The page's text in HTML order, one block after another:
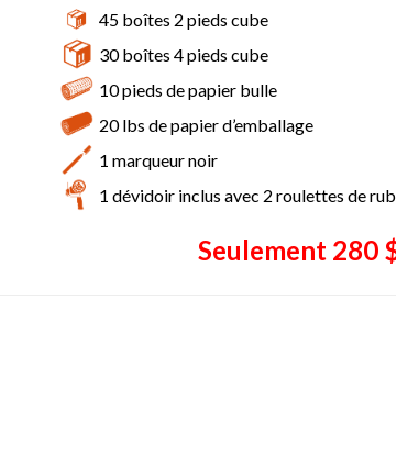
45 boîtes 2 pieds cube
30 boîtes 4 pieds cube
10 pieds de papier bulle
20 lbs de papier d’emballage
1 marqueur noir
1 dévidoir inclus avec 2 roulettes de
Seulement 280